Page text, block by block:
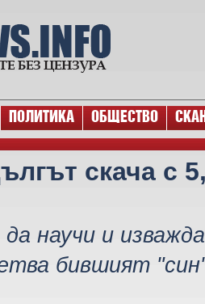
ПОЛИТИКА ОБЩЕСТВО
скача с
научи и
бившият